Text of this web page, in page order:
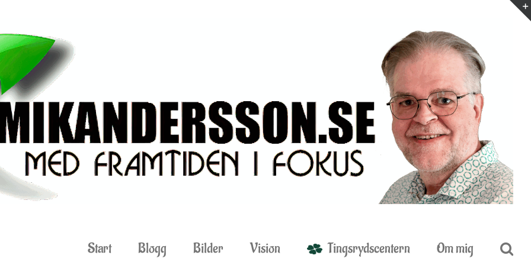
Start Blogg Bilder Vision Tingsrydscentern Om mig